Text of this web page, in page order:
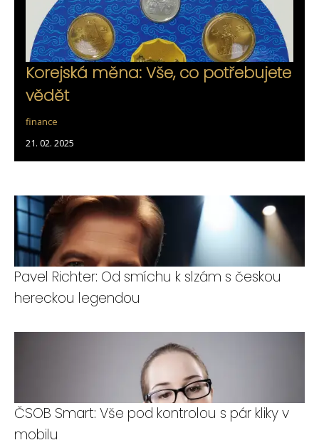
Korejská měna: Vše, co potřebujete
vědět
finance
21. 02. 2025
Pavel Richter: Od smíchu k slzám s českou
hereckou legendou
ČSOB Smart: Vše pod kontrolou s pár kliky v
mobilu